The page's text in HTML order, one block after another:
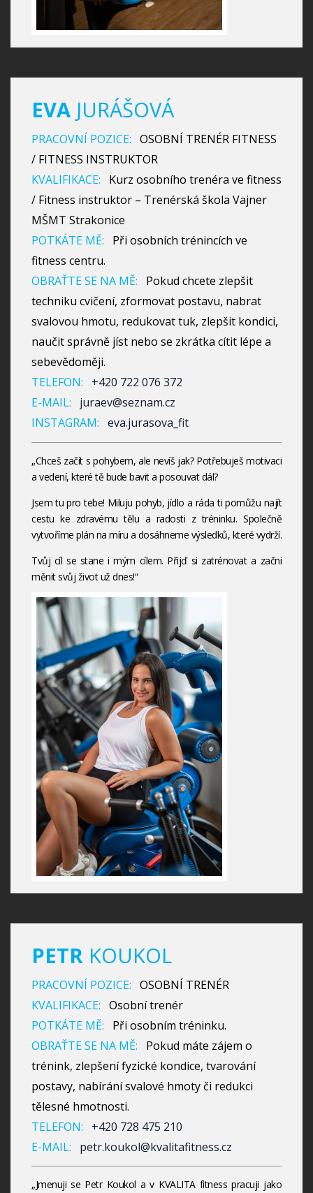
EVA JURÁŠOVÁ
PRACOVNÍ POZICE: OSOBNÍ TRENÉR FITNESS
/ FITNESS INSTRUKTOR
KVALIFIKACE:
Kurz osobního trenéra ve fitness
/ Fitness instruktor – Trenérská škola Vajner
MŠMT Strakonice
POTKÁTE MĚ:
Při osobních trénincích ve
fitness centru.
OBRAŤTE SE NA MĚ:
Pokud chcete zlepšit
techniku cvičení, zformovat postavu, nabrat
svalovou hmotu, redukovat tuk, zlepšit kondici,
naučit správně jíst nebo se zkrátka cítit lépe a
sebevědoměji.
TELEFON:
+420 722 076 372
E-MAIL:
juraev@seznam.cz
INSTAGRAM: eva.jurasova_fit
„Chceš začít s pohybem, ale nevíš jak? Potřebuješ motivaci
a vedení, které tě bude bavit a posouvat dál?
Jsem tu pro tebe! Miluju pohyb, jídlo a ráda ti pomůžu najít
cestu ke zdravému tělu a radosti z tréninku. Společně
vytvoříme plán na míru a dosáhneme výsledků, které vydrží.
Tvůj cíl se stane i mým cílem. Přijď si zatrénovat a začni
měnit svůj život už dnes!“
PETR KOUKOL
PRACOVNÍ POZICE: OSOBNÍ TRENÉR
KVALIFIKACE: Osobní trenér
POTKÁTE MĚ:
Při osobním tréninku.
OBRAŤTE SE NA MĚ:
Pokud máte zájem o
trénink, zlepšení fyzické kondice, tvarování
postavy, nabírání svalové hmoty či redukci
tělesné hmotnosti.
TELEFON:
+420 728 475 210
E-MAIL:
petr.koukol@kvalitafitness.cz
„Jmenuji se Petr Koukol a v KVALITA fitness pracuji jako